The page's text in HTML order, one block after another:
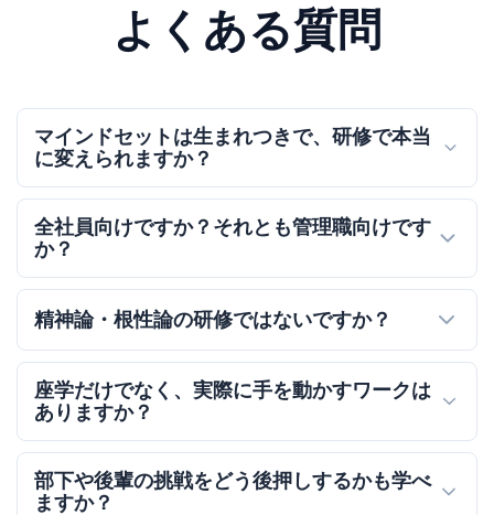
よくある質問
マインドセットは生まれつきで、研修で本当
に変えられますか？
全社員向けですか？それとも管理職向けです
か？
精神論・根性論の研修ではないですか？
座学だけでなく、実際に手を動かすワークは
ありますか？
部下や後輩の挑戦をどう後押しするかも学べ
ますか？